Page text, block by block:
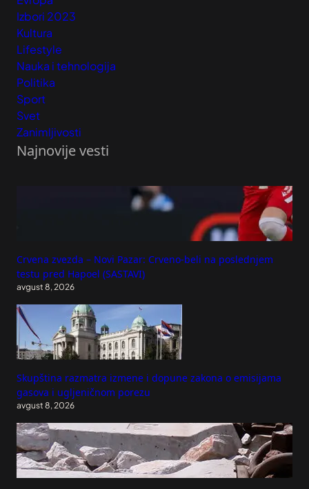
Izbori 2023
Kultura
Lifestyle
Nauka i tehnologija
Politika
Sport
Svet
Zanimljivosti
Najnovije vesti
Crvena zvezda – Novi Pazar: Crveno-beli na poslednjem
testu pred Hapoel (SASTAVI)
avgust 8, 2026
Skupština razmatra izmene i dopune zakona o emisijama
gasova i ugljeničnom porezu
avgust 8, 2026